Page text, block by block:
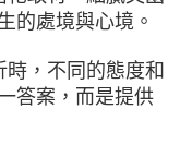
的處境與心境。
，不同的態度和
答案，而是提供